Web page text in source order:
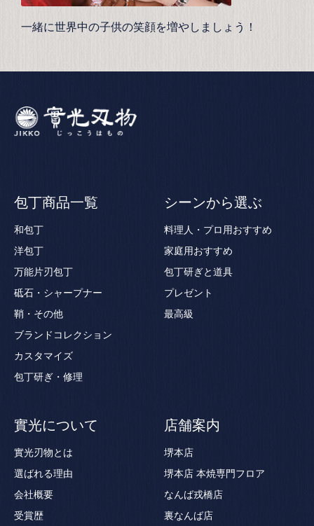
一緒に世界中の子供の笑顔を増やしましょう！
包丁商品一覧
和包丁
洋包丁
万能片刃包丁
砥石・シャープナー
鞘・その他
ブランドコレクション
カスタマイズ
包丁研ぎ・修理
シーンから選ぶ
料理人・プロ用おすすめ
家庭用おすすめ
包丁研ぎと道具
プレゼント
最高級
實光について
實光刃物とは
選ばれる理由
会社概要
受賞歴
店舗案内
堺本店
堺本店 本焼専門フロア
なんば戎橋店
裏なんば店